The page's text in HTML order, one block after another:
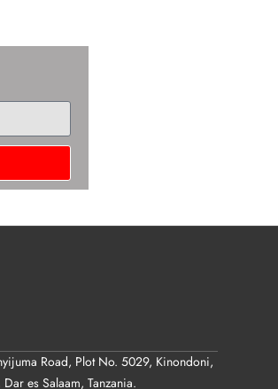
Road, Plot No. 5029, Kinondoni,
es Salaam, Tanzania.